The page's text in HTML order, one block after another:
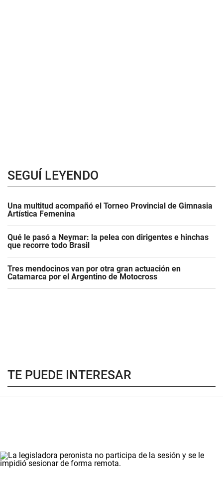
SEGUÍ LEYENDO
Una multitud acompañó el Torneo Provincial de Gimnasia
Artística Femenina
Qué le pasó a Neymar: la pelea con dirigentes e hinchas
que recorre todo Brasil
Tres mendocinos van por otra gran actuación en
Catamarca por el Argentino de Motocross
TE PUEDE INTERESAR